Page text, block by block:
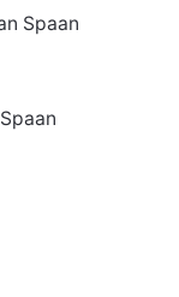
Spaan